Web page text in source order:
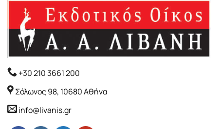
+30 210 3661 200
Σόλωνος 98, 10680 Αθήνα
info@livanis.gr